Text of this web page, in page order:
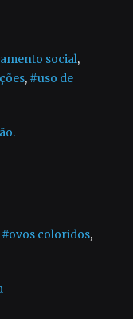
social,
, #uso de
#ovos coloridos,